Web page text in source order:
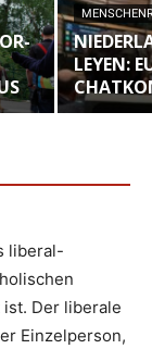
LEYEN:
liberal-
Der liberale
Einzelperson,